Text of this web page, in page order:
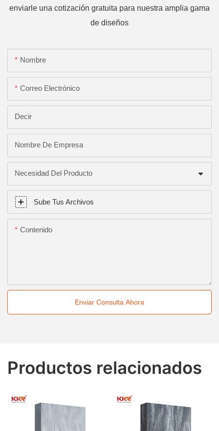
enviarle una cotización gratuita para nuestra amplia gama
de diseños
Nombre
Correo Electrónico
Decir
Nombre De Empresa
Necesidad Del Producto
Sube Tus Archivos
Contenido
Enviar Consulta Ahora
Productos relacionados